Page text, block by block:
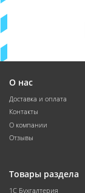
О нас
Доставка и оплата
Контакты
О компании
Отзывы
Товары раздела
1С Бухгалтерия